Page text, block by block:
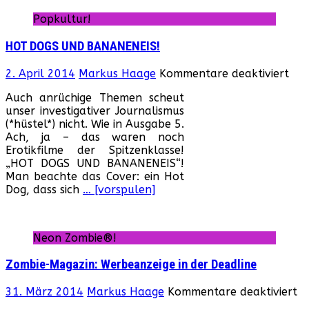
Popkultur!
HOT DOGS UND BANANENEIS!
2. April 2014 Markus Haage Kommentare deaktiviert
Auch anrüchige Themen scheut
unser investigativer Journalismus
(*hüstel*) nicht. Wie in Ausgabe 5.
Ach, ja – das waren noch
Erotikfilme der Spitzenklasse!
„HOT DOGS UND BANANENEIS“!
Man beachte das Cover: ein Hot
Dog, dass sich … [vorspulen]
Neon Zombie®!
Zombie-Magazin: Werbeanzeige in der Deadline
31. März 2014 Markus Haage Kommentare deaktiviert